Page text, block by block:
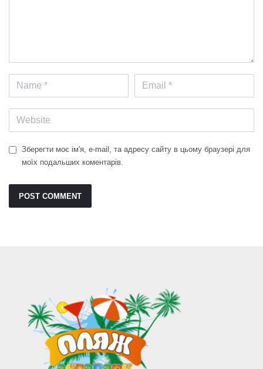
Зберегти моє ім'я, e-mail, та адресу сайту в цьому браузері для
моїх подальших коментарів.